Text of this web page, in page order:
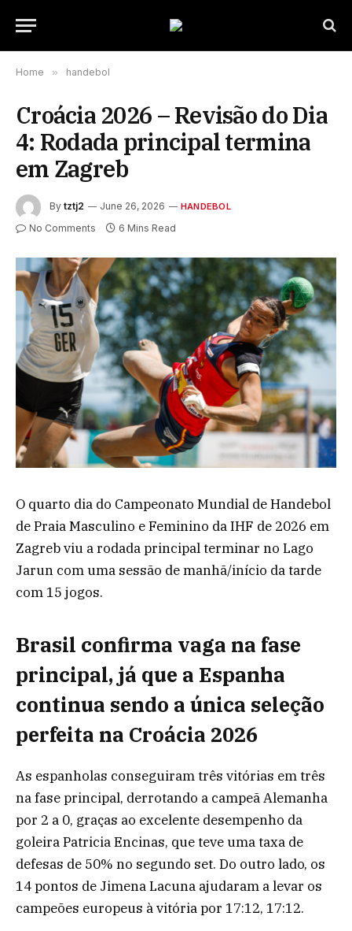
Home » handebol
Croácia 2026 – Revisão do Dia
4: Rodada principal termina
em Zagreb
By tztj2 June 26, 2026 HANDEBOL
No Comments 6 Mins Read
O quarto dia do Campeonato Mundial de Handebol
de Praia Masculino e Feminino da IHF de 2026 em
Zagreb viu a rodada principal terminar no Lago
Jarun com uma sessão de manhã/início da tarde
com 15 jogos.
Brasil confirma vaga na fase
principal, já que a Espanha
continua sendo a única seleção
perfeita na Croácia 2026
As espanholas conseguiram três vitórias em três
na fase principal, derrotando a campeã Alemanha
por 2 a 0, graças ao excelente desempenho da
goleira Patricia Encinas, que teve uma taxa de
defesas de 50% no segundo set. Do outro lado, os
14 pontos de Jimena Lacuna ajudaram a levar os
campeões europeus à vitória por 17:12, 17:12.